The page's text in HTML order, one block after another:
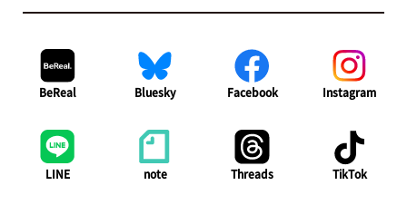
BeReal Bluesky Facebook Instagram
LINE note Threads TikTok